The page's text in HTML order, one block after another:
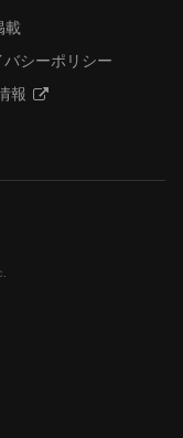
載
バシーポリシー
報